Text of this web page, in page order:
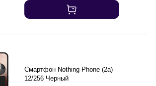
Смартфон Nothing Phone (2a)
12/256 Черный